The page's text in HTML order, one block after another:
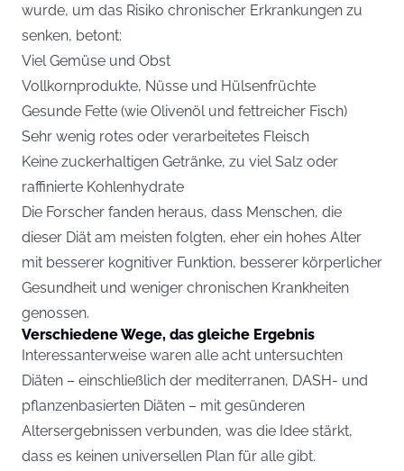
wurde, um das Risiko chronischer Erkrankungen zu
senken, betont:
Viel Gemüse und Obst
Vollkornprodukte, Nüsse und Hülsenfrüchte
Gesunde Fette (wie Olivenöl und fettreicher Fisch)
Sehr wenig rotes oder verarbeitetes Fleisch
Keine zuckerhaltigen Getränke, zu viel Salz oder
raffinierte Kohlenhydrate
Die Forscher fanden heraus, dass Menschen, die
dieser Diät am meisten folgten, eher ein hohes Alter
mit besserer kognitiver Funktion, besserer körperlicher
Gesundheit und weniger chronischen Krankheiten
genossen.
Verschiedene Wege, das gleiche Ergebnis
Interessanterweise waren alle acht untersuchten
Diäten – einschließlich der mediterranen, DASH- und
pflanzenbasierten Diäten – mit gesünderen
Altersergebnissen verbunden, was die Idee stärkt,
dass es keinen universellen Plan für alle gibt.